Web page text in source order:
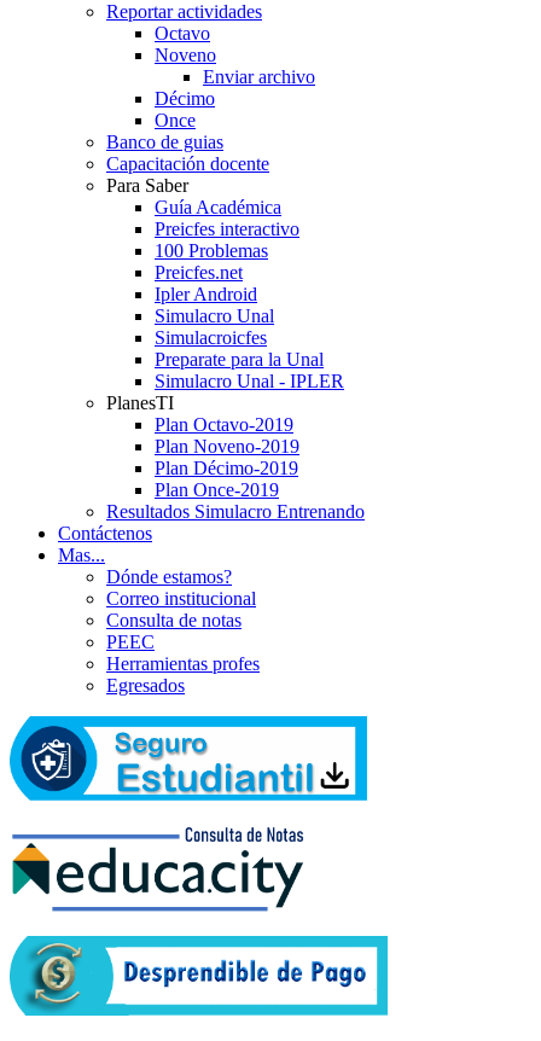
Reportar actividades
Octavo
Noveno
Enviar archivo
Décimo
Once
Banco de guias
Capacitación docente
Para Saber
Guía Académica
Preicfes interactivo
100 Problemas
Preicfes.net
Ipler Android
Simulacro Unal
Simulacroicfes
Preparate para la Unal
Simulacro Unal - IPLER
PlanesTI
Plan Octavo-2019
Plan Noveno-2019
Plan Décimo-2019
Plan Once-2019
Resultados Simulacro Entrenando
Contáctenos
Mas...
Dónde estamos?
Correo institucional
Consulta de notas
PEEC
Herramientas profes
Egresados